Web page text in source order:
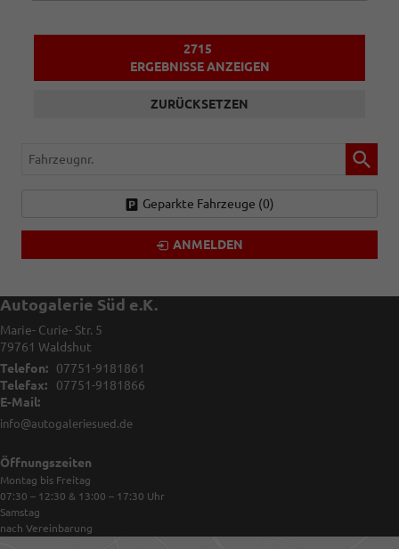
2715
ERGEBNISSE ANZEIGEN
ZURÜCKSETZEN
Fahrzeugnr.
Geparkte Fahrzeuge (0)
ANMELDEN
Autogalerie Süd e.K.
Marie- Curie- Str. 5
79761 Waldshut
Telefon:
07751-9181861
Telefax:
07751-9181866
E-Mail:
info@autogaleriesued.de
Öffnungszeiten
Montag bis Freitag
07:30 – 12:30 & 13:00 – 17:30 Uhr
Samstag
nach Vereinbarung